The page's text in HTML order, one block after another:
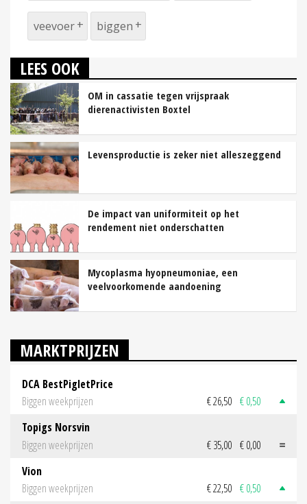
veevoer biggen
LEES OOK
OM in cassatie tegen vrijspraak
dierenactivisten Boxtel
Levensproductie is zeker niet alleszeggend
De impact van uniformiteit op het
rendement niet onderschatten
Mycoplasma hyopneumoniae, een
veelvoorkomende aandoening
MARKTPRIJZEN
DCA BestPigletPrice
Biggen weekprijzen
€ 26,50 € 0,50
Topigs Norsvin
Biggen weekprijzen
€ 35,00 € 0,00
Vion
Biggen weekprijzen
€ 22,50 € 0,50